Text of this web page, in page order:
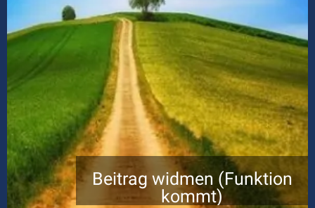
Beitrag widmen (Funktion
kommt)